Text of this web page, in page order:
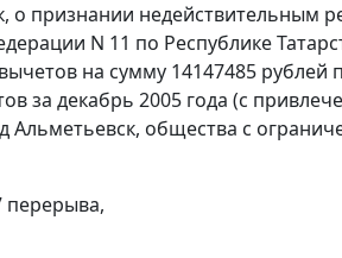
о признании недействительным
N 11 по Республике
на сумму 14147485 рублей
за декабрь 2005 года (с
Альметьевск, общества с
перерыва,